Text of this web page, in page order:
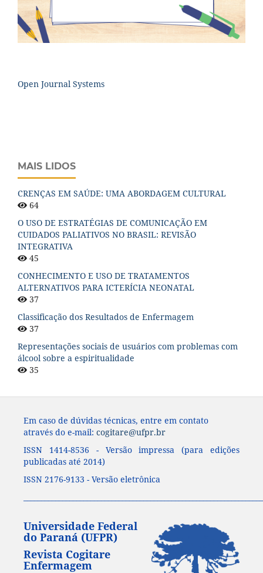
Open Journal Systems
MAIS LIDOS
CRENÇAS EM SAÚDE: UMA ABORDAGEM CULTURAL
64
O USO DE ESTRATÉGIAS DE COMUNICAÇÃO EM
CUIDADOS PALIATIVOS NO BRASIL: REVISÃO
INTEGRATIVA
45
CONHECIMENTO E USO DE TRATAMENTOS
ALTERNATIVOS PARA ICTERÍCIA NEONATAL
37
Classificação dos Resultados de Enfermagem
37
Representações sociais de usuários com problemas com
álcool sobre a espiritualidade
35
Em caso de dúvidas técnicas, entre em contato
através do e-mail: cogitare@ufpr.br
ISSN 1414-8536 - Versão impressa (para edições
publicadas até 2014)
ISSN 2176-9133 - Versão eletrônica
Universidade Federal
do Paraná (UFPR)
Revista Cogitare
Enfermagem